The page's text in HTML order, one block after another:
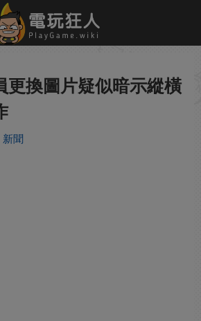
更換圖片疑似暗示縱橫
新聞